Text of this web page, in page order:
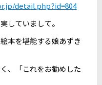
detail.php?id=804
していまして。
本を堪能する娘あずき
、「これをお勧めした